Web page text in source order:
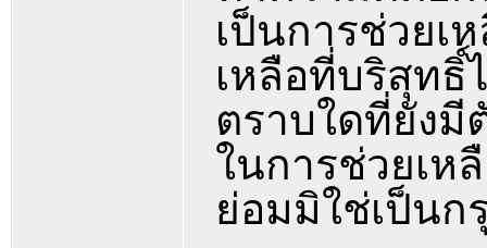
เป็นการช่วยเ
เหลือที่บริสุทธิ์
ตราบใดที่ยัง
ในการช่วยเห
ย่อมมิใช่เป็น